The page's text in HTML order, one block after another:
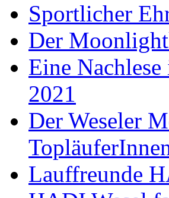
Sportlicher
Der
Eine
2021
Der Weseler
Lauffreunde